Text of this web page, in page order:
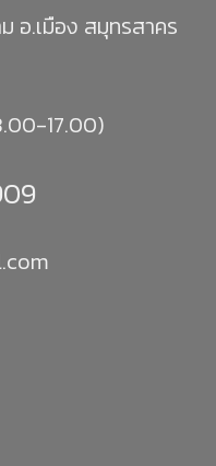
อ.เมือง สมุทรสาคร
17.00)